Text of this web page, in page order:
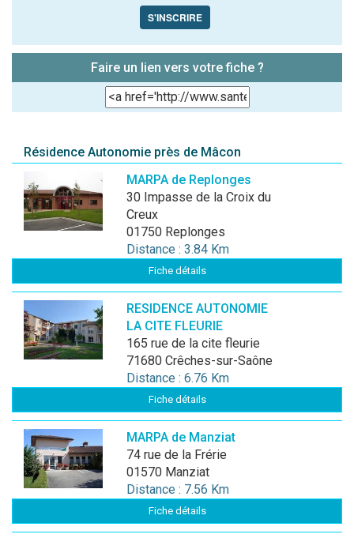
S'INSCRIRE
Faire un lien vers votre fiche ?
Résidence Autonomie près de Mâcon
MARPA de Replonges
30 Impasse de la Croix du
Creux
01750 Replonges
Distance : 3.84 Km
Fiche détails
RESIDENCE AUTONOMIE
LA CITE FLEURIE
165 rue de la cite fleurie
71680 Crêches-sur-Saône
Distance : 6.76 Km
Fiche détails
MARPA de Manziat
74 rue de la Frérie
01570 Manziat
Distance : 7.56 Km
Fiche détails